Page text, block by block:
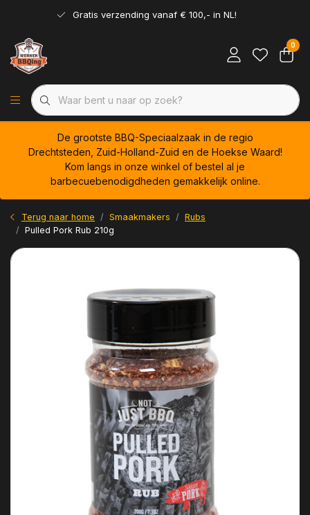
Gratis verzending vanaf € 100,- in NL!
0
De grootste BBQ-Speciaalzaak in de regio
Drechtsteden, Zuid-Holland-Zuid en de Hoekse Waard!
Kom langs in onze winkel of bestel al je
barbecuebenodigdheden gemakkelijk online.
Terug naar home Smaakmakers
Rubs
Pulled Pork Rub 210g